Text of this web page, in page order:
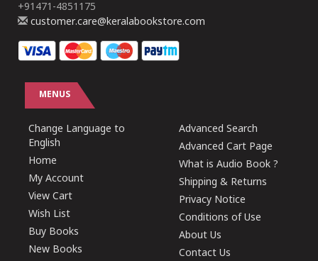
+91471-4851175
customer.care@keralabookstore.com
MENUS
Change Language to
English
Home
My Account
View Cart
Wish List
Buy Books
New Books
Advanced Search
Advanced Cart Page
What is Audio Book ?
Shipping & Returns
Privacy Notice
Conditions of Use
About Us
Contact Us